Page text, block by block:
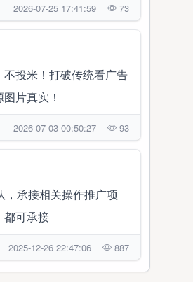
2026-07-25 17:41:59 73
不投米！打破传统看广告
片真实！
2026-07-03 00:50:27 93
，承接相关操作推广项
都可承接
2025-12-26 22:47:06 887